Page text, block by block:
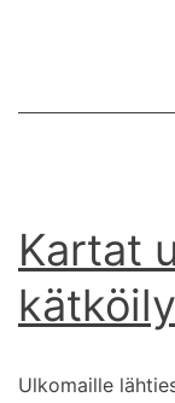
Kartat
Ulkomaille